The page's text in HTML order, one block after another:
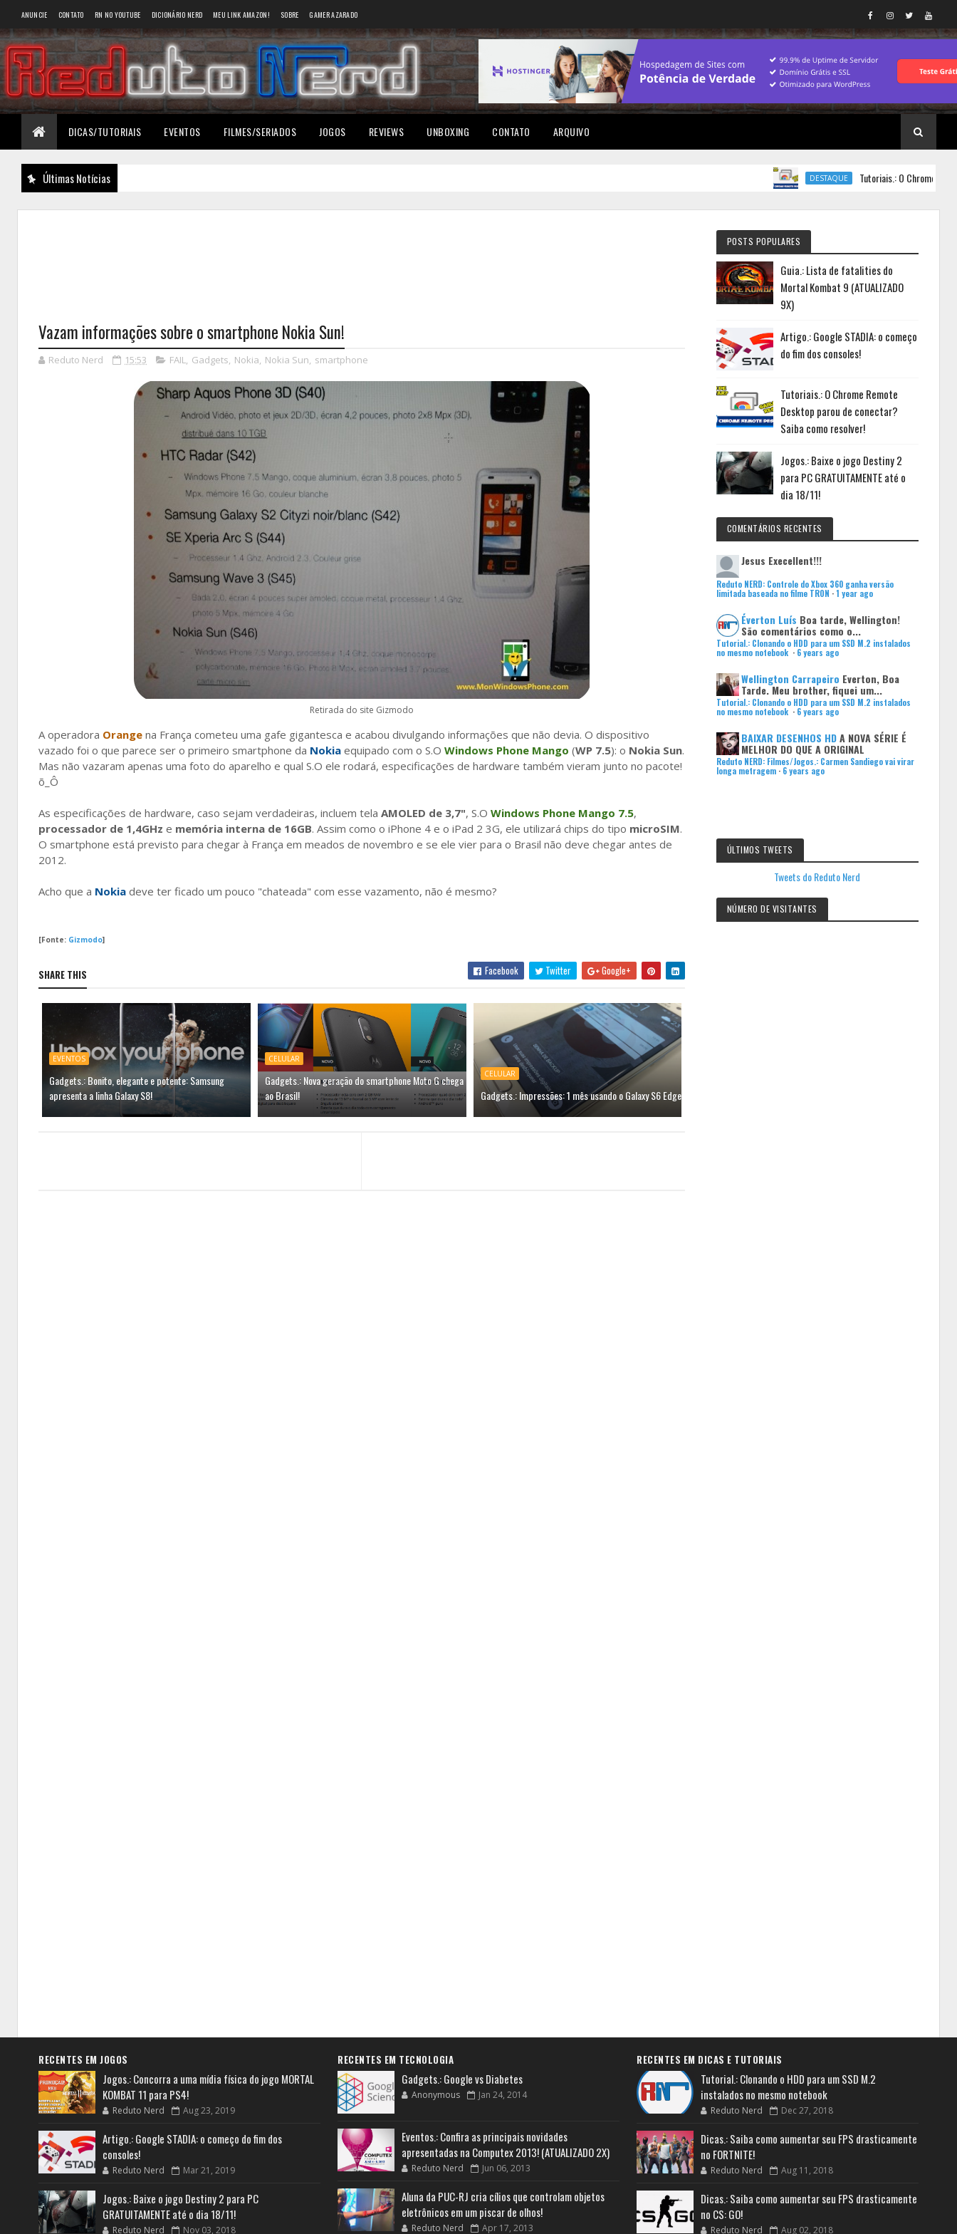
ANUNCIE CONTATO RN NO YOUTUBE DICIONÁRIO NERD MEU LINK AMAZON! SOBRE GAMER AZARADO
DICAS/TUTORIAIS EVENTOS FILMES/SERIADOS JOGOS REVIEWS UNBOXING CONTATO ARQUIVO
Últimas Notícias DESTAQUE Tutoriais.: O Chrome Remote
Vazam informações sobre o smartphone Nokia Sun!
Reduto Nerd 15:53 FAIL, Gadgets, Nokia, Nokia Sun, smartphone
Retirada do site Gizmodo
A operadora Orange na França cometeu uma gafe gigantesca e acabou divulgando informações que não devia. O dispositivo
vazado foi o que parece ser o primeiro smartphone da Nokia equipado com o S.O Windows Phone Mango (WP 7.5): o Nokia Sun.
Mas não vazaram apenas uma foto do aparelho e qual S.O ele rodará, especificações de hardware também vieram junto no pacote!
õ_Ô
As especificações de hardware, caso sejam verdadeiras, incluem tela AMOLED de 3,7", S.O Windows Phone Mango 7.5,
processador de 1,4GHz e memória interna de 16GB. Assim como o iPhone 4 e o iPad 2 3G, ele utilizará chips do tipo microSIM.
O smartphone está previsto para chegar à França em meados de novembro e se ele vier para o Brasil não deve chegar antes de
2012.
Acho que a Nokia deve ter ficado um pouco "chateada" com esse vazamento, não é mesmo?
[Fonte: Gizmodo]
SHARE THIS Facebook Twitter Google+
EVENTOS
Gadgets.: Bonito, elegante e potente: Samsung
apresenta a linha Galaxy S8!
CELULAR
Gadgets.: Nova geração do smartphone Moto G chega
ao Brasil!
CELULAR
Gadgets.: Impressões: 1 mês usando o Galaxy S6 Edge
POSTS POPULARES
Guia.: Lista de fatalities do
Mortal Kombat 9 (ATUALIZADO
9X)
Artigo.: Google STADIA: o começo
do fim dos consoles!
Tutoriais.: O Chrome Remote
Desktop parou de conectar?
Saiba como resolver!
Jogos.: Baixe o jogo Destiny 2
para PC GRATUITAMENTE até o
dia 18/11!
COMENTÁRIOS RECENTES
Jesus Execellent!!!
Reduto NERD: Controle do Xbox 360 ganha versão
limitada baseada no filme TRON ·1 year ago
Éverton Luís Boa tarde, Wellington!
São comentários como o...
Tutorial.: Clonando o HDD para um SSD M.2 instalados
no mesmo notebook · 6 years ago
Wellington Carrapeiro Everton, Boa
Tarde. Meu brother, fiquei um...
Tutorial.: Clonando o HDD para um SSD M.2 instalados
no mesmo notebook · 6 years ago
BAIXAR DESENHOS HD A NOVA SÉRIE É
MELHOR DO QUE A ORIGINAL
Reduto NERD: Filmes/Jogos.: Carmen Sandiego vai virar
longa metragem· 6 years ago
ÚLTIMOS TWEETS
Tweets do Reduto Nerd
NÚMERO DE VISITANTES
RECENTES EM JOGOS
Jogos.: Concorra a uma mídia física do jogo MORTAL
KOMBAT 11 para PS4!
Reduto Nerd Aug 23, 2019
Artigo.: Google STADIA: o começo do fim dos
consoles!
Reduto Nerd Mar 21, 2019
Jogos.: Baixe o jogo Destiny 2 para PC
GRATUITAMENTE até o dia 18/11!
Reduto Nerd Nov 03, 2018
RECENTES EM TECNOLOGIA
Gadgets.: Google vs Diabetes
Anonymous Jan 24, 2014
Eventos.: Confira as principais novidades
apresentadas na Computex 2013! (ATUALIZADO 2X)
Reduto Nerd Jun 06, 2013
Aluna da PUC-RJ cria cílios que controlam objetos
eletrônicos em um piscar de olhos!
Reduto Nerd Apr 17, 2013
RECENTES EM DICAS E TUTORIAIS
Tutorial.: Clonando o HDD para um SSD M.2
instalados no mesmo notebook
Reduto Nerd Dec 27, 2018
Dicas.: Saiba como aumentar seu FPS drasticamente
no FORTNITE!
Reduto Nerd Aug 11, 2018
Dicas.: Saiba como aumentar seu FPS drasticamente
no CS: GO!
Reduto Nerd Aug 02, 2018